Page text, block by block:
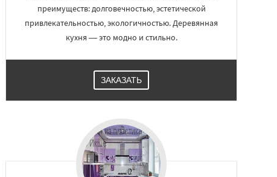
преимуществ: долговечностью, эстетической
привлекательностью, экологичностью. Деревянная
кухня — это модно и стильно.
ЗАКАЗАТЬ